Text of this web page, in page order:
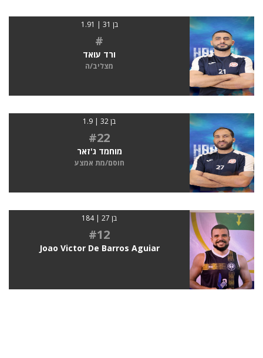
בן 31 | 1.91
#
ורד עואד
מצליב/ה
בן 32 | 1.9
#22
מוחמד ג'זאר
חוסם/מת אמצע
בן 27 | 184
#12
Joao Victor De Barros Aguiar